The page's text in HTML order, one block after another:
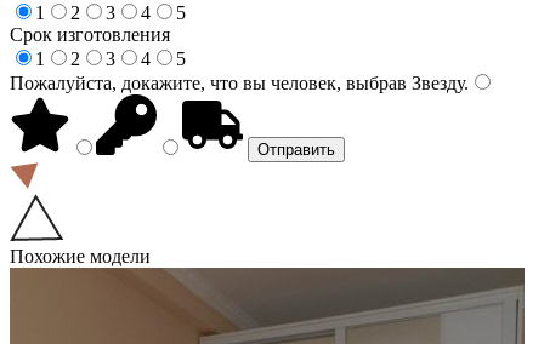
1
2 3 4
5
Срок изготовления
1
2 3 4
5
Пожалуйста, докажите, что вы человек, выбрав Звезду.
Похожие модели